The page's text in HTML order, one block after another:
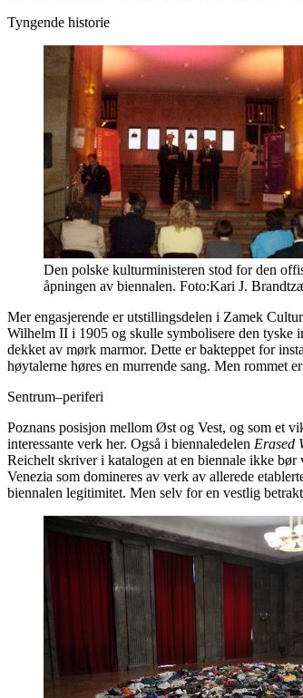
Tyngende historie
Den polske kulturministeren stod for den
åpningen av biennalen. Foto:Kari J.
Mer engasjerende er utstillingsdelen i Zamek
Wilhelm II i 1905 og skulle symbolisere den tyske
dekket av mørk marmor. Dette er bakteppet for
høytalerne høres en murrende sang. Men rommet
Sentrum–periferi
Poznans posisjon mellom Øst og Vest, og som et
interessante verk her. Også i biennaledelen Erased
Reichelt skriver i katalogen at en biennale ikke bør
Venezia som domineres av verk av allerede
biennalen legitimitet. Men selv for en vestlig